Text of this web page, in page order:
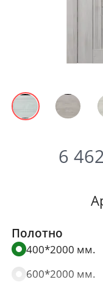
6 462
Полотно
400*2000 мм.
600*2000 мм.